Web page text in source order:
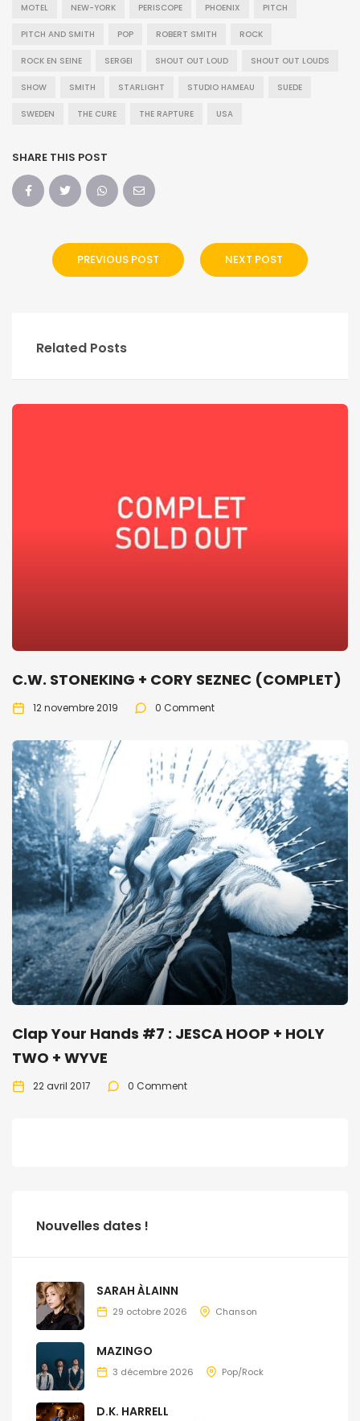
MOTEL NEW-YORK PERISCOPE PHOENIX PITCH
PITCH AND SMITH POP ROBERT SMITH ROCK
ROCK EN SEINE SERGEI SHOUT OUT LOUD SHOUT OUT LOUDS
SHOW SMITH STARLIGHT STUDIO HAMEAU SUEDE
SWEDEN THE CURE THE RAPTURE USA
SHARE THIS POST
PREVIOUS POST NEXT POST
Related Posts
C.W. STONEKING + CORY SEZNEC (COMPLET)
12 novembre 2019 0 Comment
Clap Your Hands #7 : JESCA HOOP + HOLY
TWO + WYVE
22 avril 2017 0 Comment
Nouvelles dates !
SARAH ÀLAINN
29 octobre 2026 Chanson
MAZINGO
3 décembre 2026 Pop/Rock
D.K. HARRELL